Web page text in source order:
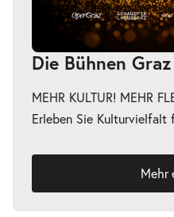
Die Bühnen
MEHR KULTUR! MEHR
Erleben Sie
Mehr